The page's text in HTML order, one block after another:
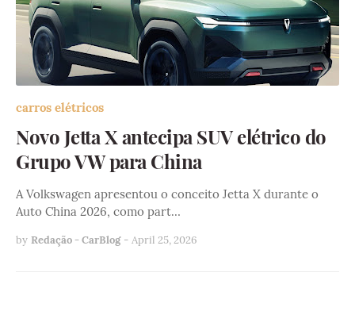
carros elétricos
Novo Jetta X antecipa SUV elétrico do
Grupo VW para China
A Volkswagen apresentou o conceito Jetta X durante o
Auto China 2026, como part…
by Redação - CarBlog - April 25, 2026